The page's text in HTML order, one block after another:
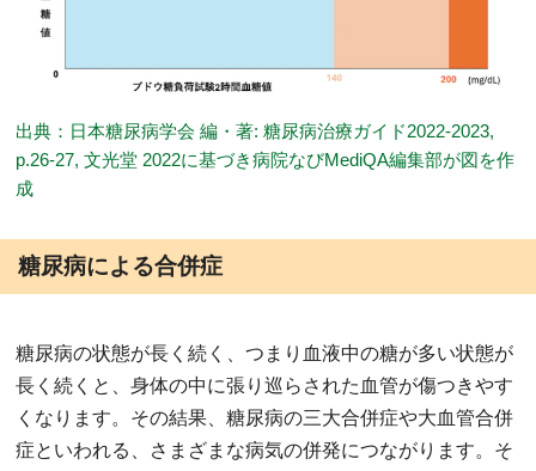
出典：日本糖尿病学会 編・著: 糖尿病治療ガイド2022-2023,
p.26-27, 文光堂 2022に基づき病院なびMediQA編集部が図を作
成
糖尿病による合併症
糖尿病の状態が長く続く、つまり血液中の糖が多い状態が
長く続くと、身体の中に張り巡らされた血管が傷つきやす
くなります。その結果、糖尿病の三大合併症や大血管合併
症といわれる、さまざまな病気の併発につながります。そ